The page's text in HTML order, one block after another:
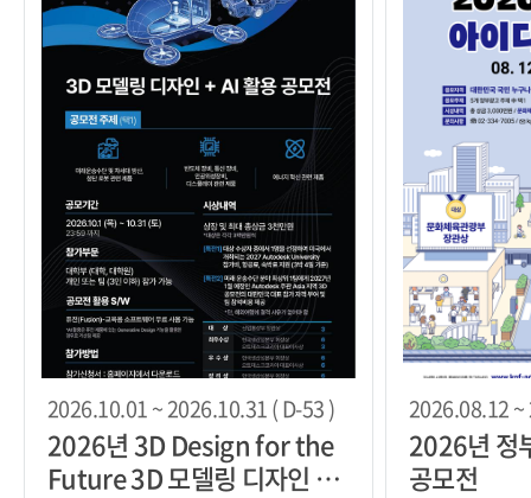
2026.10.01 ~ 2026.10.31 ( D-53 )
2026년 3D Design for the
Future 3D 모델링 디자인 +
2026.08.12 ~
2026년 정
공모전